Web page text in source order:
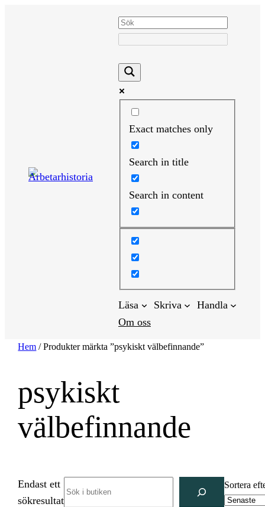
Exact matches only
Search in title
Search in content
Läsa Skriva
Handla
Om oss
Hem / Produkter märkta ”psykiskt välbefinnande”
psykiskt
välbefinnande
Endast ett
sökresultat
Sortera